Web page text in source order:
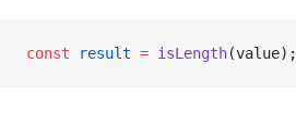
const result = isLength(value);